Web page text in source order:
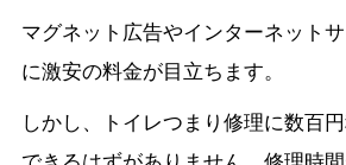
マグネット広告やインターネット
に激安の料金が目立ちます。
しかし、トイレつまり修理に数百